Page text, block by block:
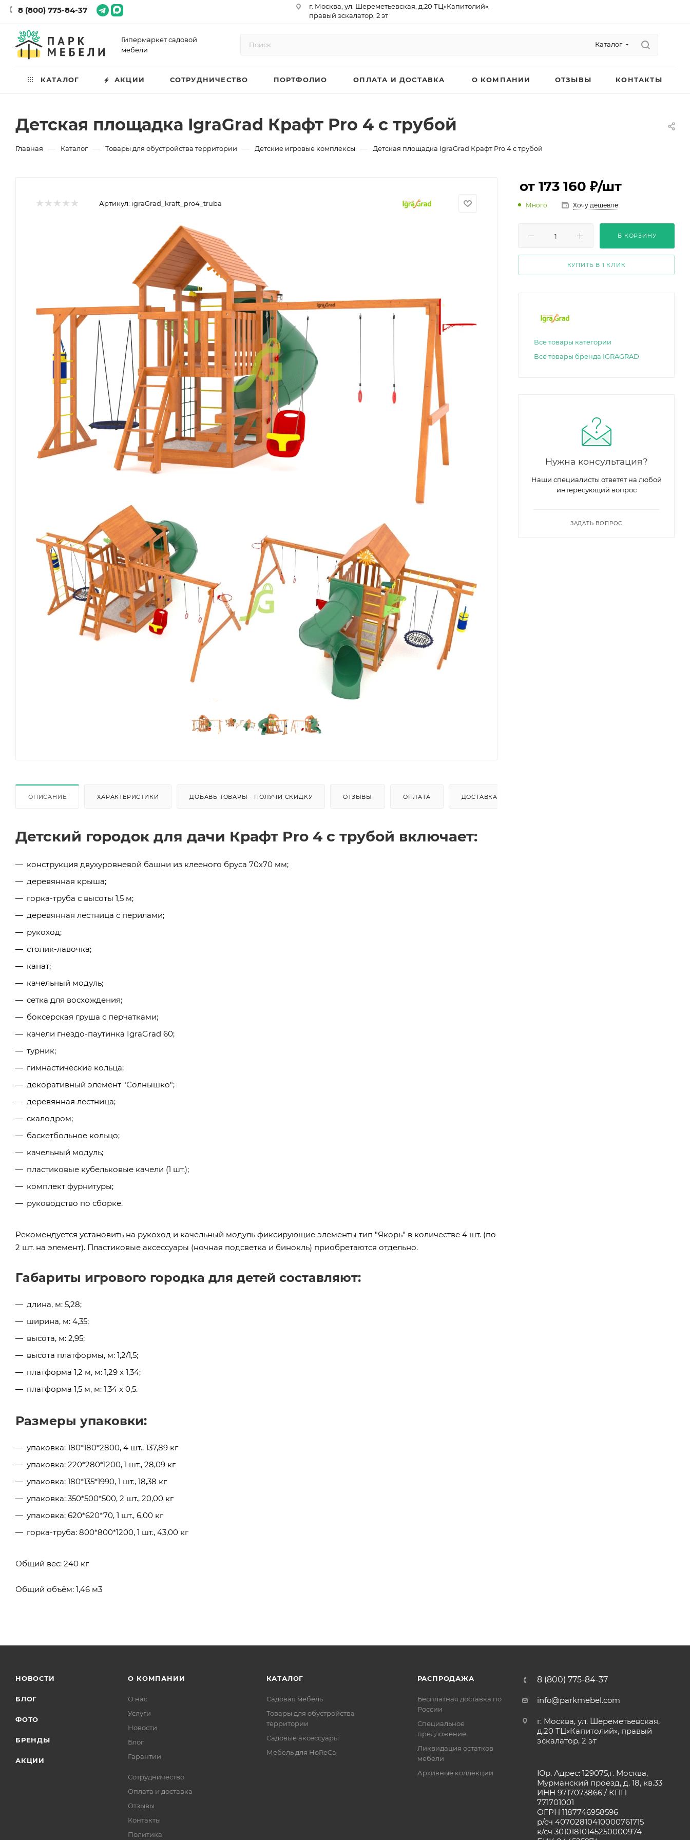
8 (800) 775-84-37
г. Москва, ул. Шереметьевская, д.20 ТЦ«Капитолий»,
правый эскалатор, 2 эт
р/сч 40702810410000761715
Гипермаркет садовой
мебели
Каталог
КАТАЛОГ АКЦИИ СОТРУДНИЧЕСТВО ПОРТФОЛИО ОПЛАТА И ДОСТАВКА О КОМПАНИИ ОТЗЫВЫ КОНТАКТЫ
Детская площадка IgraGrad Крафт Pro 4 с трубой
Главная — Каталог — Товары для обустройства территории — Детские игровые комплексы — Детская площадка IgraGrad Крафт Pro 4 с трубой
Артикул: igraGrad_kraft_pro4_truba
ОПИСАНИЕ ХАРАКТЕРИСТИКИ ДОБАВЬ ТОВАРЫ - ПОЛУЧИ СКИДКУ ОТЗЫВЫ ОПЛАТА ДОСТАВКА
Детский городок для дачи Крафт Pro 4 с трубой включает:
конструкция двухуровневой башни из клееного бруса 70х70 мм;
деревянная крыша;
горка-труба с высоты 1,5 м;
деревянная лестница с перилами;
рукоход;
столик-лавочка;
канат;
качельный модуль;
сетка для восхождения;
боксерская груша с перчатками;
качели гнездо-паутинка IgraGrad 60;
турник;
гимнастические кольца;
декоративный элемент "Солнышко";
деревянная лестница;
скалодром;
баскетбольное кольцо;
качельный модуль;
пластиковые кубельковые качели (1 шт.);
комплект фурнитуры;
руководство по сборке.
Рекомендуется установить на рукоход и качельный модуль фиксирующие элементы тип "Якорь" в количестве 4 шт. (по
2 шт. на элемент). Пластиковые аксессуары (ночная подсветка и бинокль) приобретаются отдельно.
Габариты игрового городка для детей составляют:
длина, м: 5,28;
ширина, м: 4,35;
высота, м: 2,95;
высота платформы, м: 1,2/1,5;
платформа 1,2 м, м: 1,29 x 1,34;
платформа 1,5 м, м: 1,34 x 0,5.
Размеры упаковки:
упаковка: 180*180*2800, 4 шт., 137,89 кг
упаковка: 220*280*1200, 1 шт., 28,09 кг
упаковка: 180*135*1990, 1 шт., 18,38 кг
упаковка: 350*500*500, 2 шт., 20,00 кг
упаковка: 620*620*70, 1 шт., 6,00 кг
горка-труба: 800*800*1200, 1 шт., 43,00 кг
Общий вес: 240 кг
Общий объём: 1,46 м3
от 173 160 ₽/шт
Много Хочу дешевле
В КОРЗИНУ
КУПИТЬ В 1 КЛИК
Все товары категории
Все товары бренда IGRAGRAD
Нужна консультация?
Наши специалисты ответят на любой
интересующий вопрос
ЗАДАТЬ ВОПРОС
НОВОСТИ
БЛОГ
ФОТО
БРЕНДЫ
АКЦИИ
О КОМПАНИИ
О нас
Услуги
Новости
Блог
Гарантии
Сотрудничество
Оплата и доставка
Отзывы
Контакты
Политика
КАТАЛОГ
Садовая мебель
Товары для обустройства
территории
Садовые аксессуары
Мебель для HoReCa
РАСПРОДАЖА
Бесплатная доставка по
России
Специальное
предложение
Ликвидация остатков
мебели
Архивные коллекции
8 (800) 775-84-37
info@parkmebel.com
г. Москва, ул. Шереметьевская,
д.20 ТЦ«Капитолий», правый
эскалатор, 2 эт
Юр. Адрес: 129075,г. Москва,
Мурманский проезд, д. 18, кв.33
ИНН 9717073866 / КПП
771701001
ОГРН 1187746958596
р/сч 40702810410000761715
к/сч 30101810145250000974